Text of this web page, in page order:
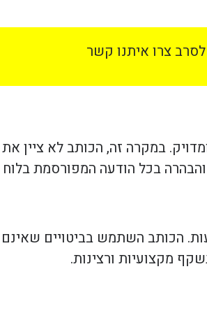
צרו איתנו קשר
במקרה זה, הכותב לא ציין
בכל הודעה המפורסמת בלוח
הכותב השתמש בביטויים
מקצועיות ורצינות.